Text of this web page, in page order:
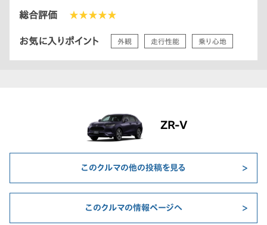
総合評価 ★★★★★
お気に入りポイント 外観 走行性能 乗り心地
ZR-V
このクルマの他の投稿を見る
このクルマの情報ページへ